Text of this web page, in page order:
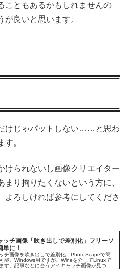
こともあるかもしれませんの
良いと思います。
けじゃパットしない……と思わ
。
けられないし画像クリエイター
り拘りたくないという方に、
よろしければ参考にしてくださ
ッチ画像「吹き出しで差別化」フリーソ
単に！
チ画像を吹き出しで差別化、PhotoScapeで簡
能。Windows用ですが、Wineを介してLinuxで
す。記事などに合うアイキャッチ画像が見つか